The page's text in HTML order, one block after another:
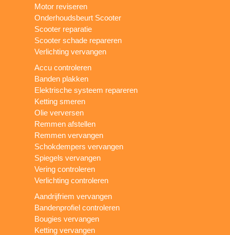
Motor reviseren
Onderhoudsbeurt Scooter
Scooter reparatie
Scooter schade repareren
Verlichting vervangen
Accu controleren
Banden plakken
Elektrische systeem repareren
Ketting smeren
Olie verversen
Remmen afstellen
Remmen vervangen
Schokdempers vervangen
Spiegels vervangen
Vering controleren
Verlichting controleren
Aandrijfriem vervangen
Bandenprofiel controleren
Bougies vervangen
Ketting vervangen